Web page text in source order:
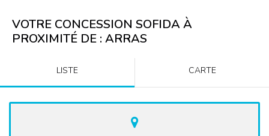
VOTRE CONCESSION SOFIDA À
PROXIMITÉ DE : ARRAS
LISTE CARTE